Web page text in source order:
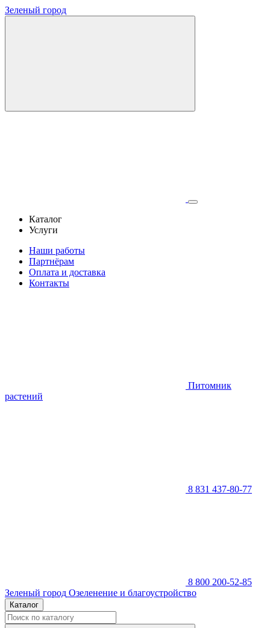
Зеленый город
Каталог
Услуги
Наши работы
Партнёрам
Оплата и доставка
Контакты
Питомник
растений
8 831 437-80-77
8 800 200-52-85
Зеленый город Озеленение и благоустройство
Каталог